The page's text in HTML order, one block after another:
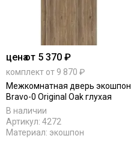
ценаот 5 370 ₽
комплект от 9 870 ₽
Межкомнатная дверь экошпон
Bravo-0 Original Oak глухая
В наличии
Артикул: 4272
Материал: экошпон